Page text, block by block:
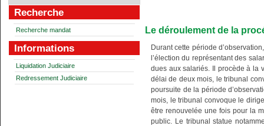
Recherche
Recherche mandat
Informations
Liquidation Judiciaire
Redressement Judiciaire
Le déroulement de la
Durant cette période
l’élection du représentant des
dues aux salariés. Il procède à la
délai de deux mois, le tribunal
poursuite de la période
mois, le tribunal convoque le
être renouvelée une fois pour la
public. Le tribunal statue